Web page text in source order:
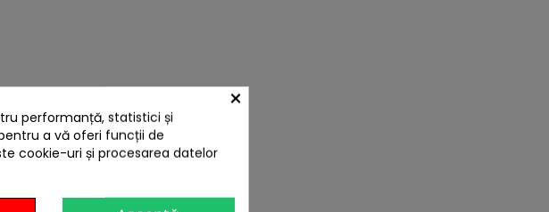
×
performanță, statistici și
a vă oferi funcții de
cookie-uri și procesarea datelor